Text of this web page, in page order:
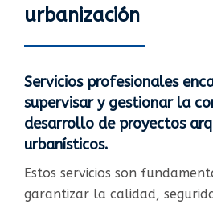
urbanización
Servicios profesionales
supervisar y gestionar la
desarrollo de proyectos
urbanísticos.​
Estos servicios son
garantizar la calidad,